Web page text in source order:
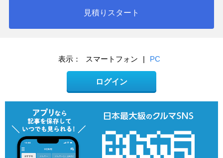
見積りスタート
表示： スマートフォン | PC
ログイン